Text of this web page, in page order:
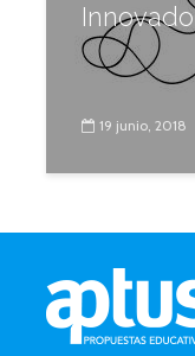
19 junio, 2018